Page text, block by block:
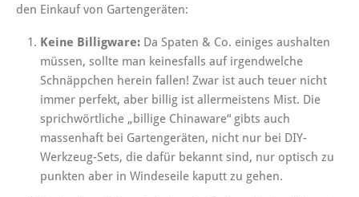
den Einkauf von Gartengeräten:
Keine Billigware: Da Spaten & Co. einiges aushalten
müssen, sollte man keinesfalls auf irgendwelche
Schnäppchen herein fallen! Zwar ist auch teuer nicht
immer perfekt, aber billig ist allermeistens Mist. Die
sprichwörtliche „billige Chinaware“ gibts auch
massenhaft bei Gartengeräten, nicht nur bei DIY-
Werkzeug-Sets, die dafür bekannt sind, nur optisch zu
punkten aber in Windeseile kaputt zu gehen.